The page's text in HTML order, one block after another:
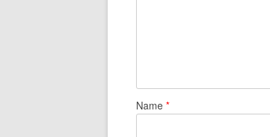
Name *